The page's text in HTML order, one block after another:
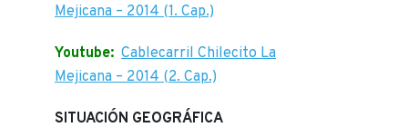
Mejicana – 2014 (1. Cap.)
Youtube: Cablecarril Chilecito La
Mejicana – 2014 (2. Cap.)
SITUACIÓN GEOGRÁFICA